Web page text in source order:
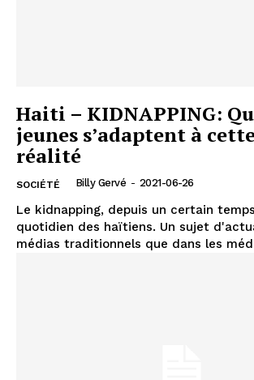
Haiti – KIDNAPPING:
jeunes s’adaptent à
réalité
SOCIÉTÉ Billy Gervé - 2021-06-26
Le kidnapping, depuis un certain
quotidien des haïtiens. Un sujet
médias traditionnels que dans les